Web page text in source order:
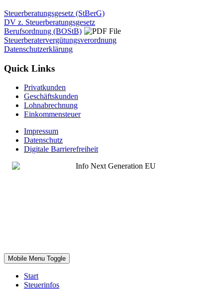
Steuerberatungsgesetz (StBerG)
DV z. Steuerberatungsgesetz
Berufsordnung (BOStB)
Steuerberatervergütungsverordnung
Datenschutzerklärung
Quick Links
Privatkunden
Geschäftskunden
Lohnabrechnung
Einkommensteuer
Impressum
Datenschutz
Digitale Barrierefreiheit
Mobile Menu Toggle
Start
Steuerinfos